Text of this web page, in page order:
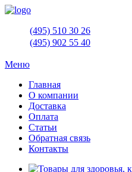
(495) 510 30 26
(495) 902 55 40
Меню
Главная
О компании
Доставка
Оплата
Статьи
Обратная связь
Контакты